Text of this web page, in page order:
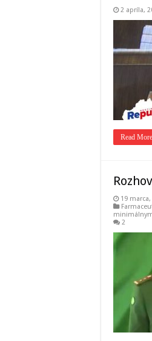
2 apríla,
Read
19 marca,
2